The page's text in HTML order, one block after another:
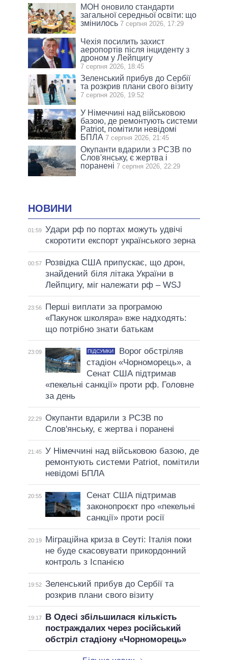
МОН оновило стандарти
загальної середньої освіти: що
змінилось 7 серпня 2026, 17:29
Чехія посилить захист
аеропортів після інциденту з
дроном у Лейпцигу
7 серпня 2026, 18:45
Зеленський прибув до Сербії
та розкрив плани свого візиту
7 серпня 2026, 19:52
У Німеччині над військовою
базою, де ремонтують системи
Patriot, помітили невідомі
БПЛА 7 серпня 2026, 21:45
Окупанти вдарили з РСЗВ по
Слов'янську, є жертва і
поранені 7 серпня 2026, 22:29
НОВИНИ
01:59 Удари рф по портах можуть удвічі
скоротити експорт українського зерна
00:57
Розвідка США припускає, що дрон,
знайдений біля літака України в
Лейпцигу, міг належати рф – WSJ
23:56
Перші виплати за програмою
«Пакунок школяра» вже надходять:
що потрібно знати батькам
23:09 ПІДСУМКИ
Ворог обстріляв
стадіон «Чорноморець», а
Сенат США підтримав
«пекельні санкції» проти рф. Головне
за день
22:29 Окупанти вдарили з РСЗВ по
Слов'янську, є жертва і поранені
21:45 У Німеччині над військовою базою, де
ремонтують системи Patriot, помітили
невідомі БПЛА
20:55
Сенат США підтримав
законопроєкт про «пекельні
санкції» проти росії
20:19
Міграційна криза в Сеуті: Італія поки
не буде скасовувати прикордонний
контроль з Іспанією
19:52 Зеленський прибув до Сербії та
розкрив плани свого візиту
19:17
В Одесі збільшилася кількість
постраждалих через російський
обстріл стадіону «Чорноморець»